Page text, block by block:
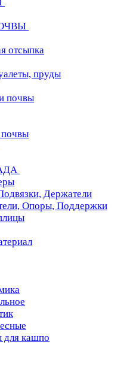
отсыпка
пруды
почвы
Держатели
Опоры, Поддержки
кашпо